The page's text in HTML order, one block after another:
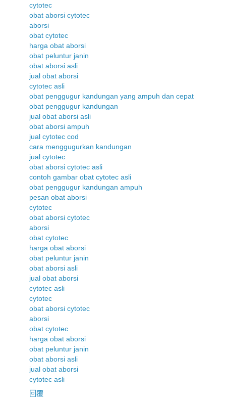
cytotec
obat aborsi cytotec
aborsi
obat cytotec
harga obat aborsi
obat peluntur janin
obat aborsi asli
jual obat aborsi
cytotec asli
obat penggugur kandungan yang ampuh dan cepat
obat penggugur kandungan
jual obat aborsi asli
obat aborsi ampuh
jual cytotec cod
cara menggugurkan kandungan
jual cytotec
obat aborsi cytotec asli
contoh gambar obat cytotec asli
obat penggugur kandungan ampuh
pesan obat aborsi
cytotec
obat aborsi cytotec
aborsi
obat cytotec
harga obat aborsi
obat peluntur janin
obat aborsi asli
jual obat aborsi
cytotec asli
cytotec
obat aborsi cytotec
aborsi
obat cytotec
harga obat aborsi
obat peluntur janin
obat aborsi asli
jual obat aborsi
cytotec asli
回覆